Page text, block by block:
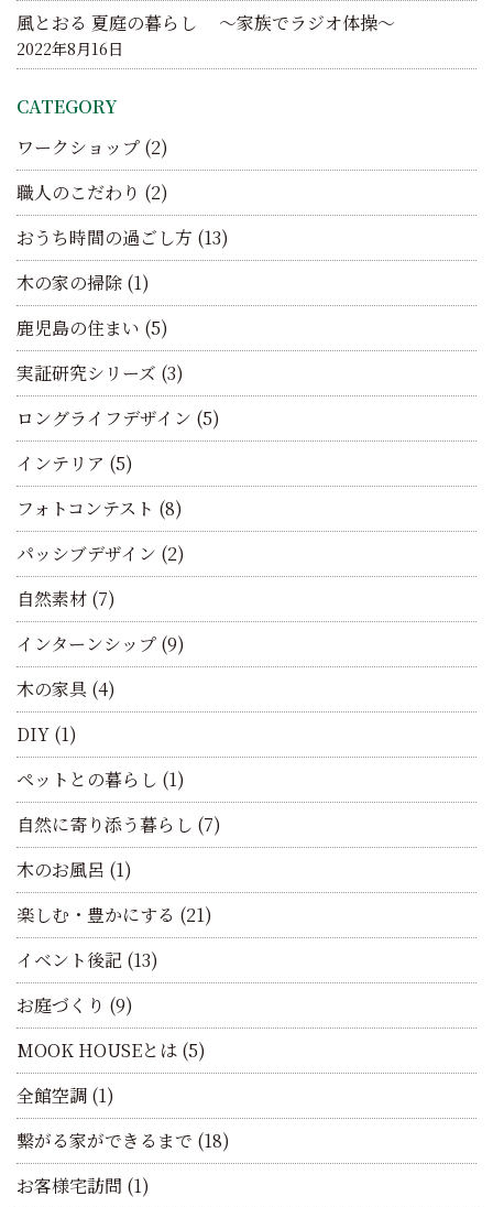
風とおる 夏庭の暮らし ～家族でラジオ体操～
2022年8月16日
CATEGORY
ワークショップ (2)
職人のこだわり (2)
おうち時間の過ごし方 (13)
木の家の掃除 (1)
鹿児島の住まい (5)
実証研究シリーズ (3)
ロングライフデザイン (5)
インテリア (5)
フォトコンテスト (8)
パッシブデザイン (2)
自然素材 (7)
インターンシップ (9)
木の家具 (4)
DIY (1)
ペットとの暮らし (1)
自然に寄り添う暮らし (7)
木のお風呂 (1)
楽しむ・豊かにする (21)
イベント後記 (13)
お庭づくり (9)
MOOK HOUSEとは (5)
全館空調 (1)
繋がる家ができるまで (18)
お客様宅訪問 (1)